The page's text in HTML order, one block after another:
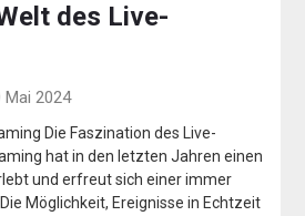
des Live-
2024
Die Faszination des Live-
hat in den letzten Jahren einen
und erfreut sich einer immer
Möglichkeit, Ereignisse in Echtzeit